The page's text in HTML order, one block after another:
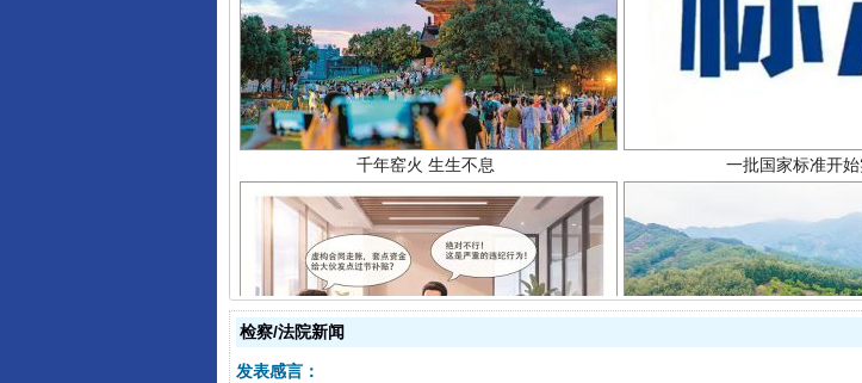
千年窑火 生生不息 一批国家标准开始
检察/法院新闻
发表感言：